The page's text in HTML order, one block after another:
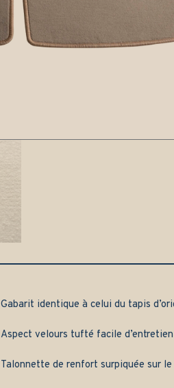
Gabarit identique à celui du tapis
Aspect velours tufté facile d’entretien
Talonnette de renfort surpiquée sur